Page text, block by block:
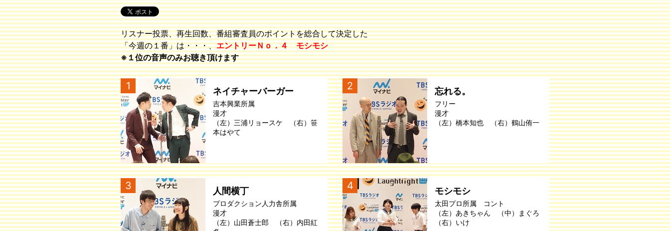
リスナー投票、再生回数、番組審査員のポイントを総合して決定した
「今週の１番」は・・・、エントリーＮｏ．４ モシモシ
※１位の音声のみお聴き頂けます
1 ネイチャーバーガー
吉本興業所属
漫才
（左）三浦リョースケ （右）笹
本はやて
2 忘れる。
フリー
漫才
（左）橋本知也 （右）鶴山侑一
3 人間横丁
プロダクション人力舎所属
漫才
（左）山田蒼士郎 （右）内田紅
4 モシモシ
太田プロ所属 コント
（左）あきちゃん （中）まぐろ
（右）いけ